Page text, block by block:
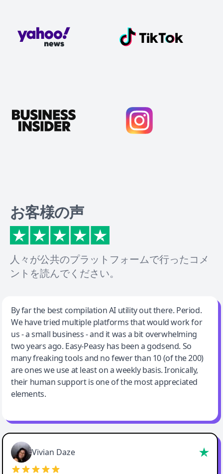
お客様の声
人々が公共のプラットフォームで行ったコメ
ントを読んでください。
Jeff Wilson
By far the best compilation AI utility
By far the best compilation AI utility out there. Period.
We have tried multiple platforms that would work for
us - a small business - and it was a bit overwhelming
two years ago. Easy-Peasy has been a godsend. So
many freaking tools and no fewer than 10 (of the 200)
are ones we use at least on a weekly basis. Ironically,
their human support is one of the most appreciated
elements.
Vivian Daze